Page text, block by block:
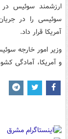
سوئیسی را در
آمریکا قرار داد.
وزیر امور خارجه
و آمریکا، آمادگی